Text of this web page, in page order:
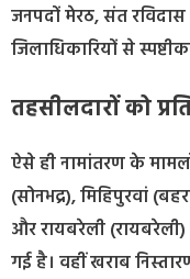
जनपदों मेरठ, संत
जिलाधिकारियों से
तहसीलदारों को
ऐसे ही नामांतरण के
(सोनभद्र), मिहिपुरवां
और रायबरेली (रायबरेली)
गई है। वहीं खराब